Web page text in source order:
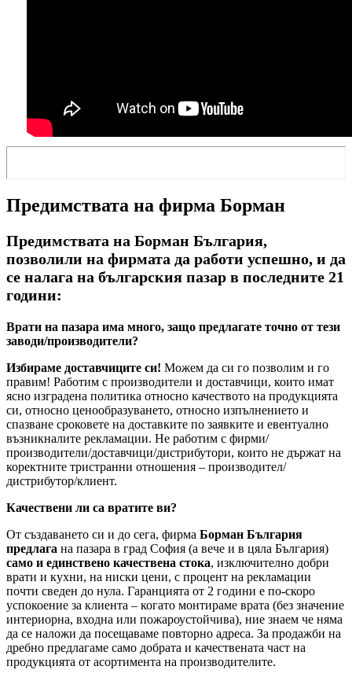
Предимствата на фирма Борман
Предимствата на Борман България,
позволили на фирмата да работи успешно, и да
се налага на българския пазар в последните 21
години:
Врати на пазара има много, защо предлагате точно от тези
заводи/производители?
Избираме доставчиците си! Можем да си го позволим и го
правим! Работим с производители и доставчици, които имат
ясно изградена политика относно качеството на продукцията
си, относно ценообразуването, относно изпълнението и
спазване сроковете на доставките по заявките и евентуално
възникналите рекламации. Не работим с фирми/
производители/доставчици/дистрибутори, които не държат на
коректните тристранни отношения – производител/
дистрибутор/клиент.
Качествени ли са вратите ви?
От създаването си и до сега, фирма Борман България
предлага на пазара в град София (а вече и в цяла България)
само и единствено качествена стока, изключително добри
врати и кухни, на ниски цени, с процент на рекламации
почти сведен до нула. Гаранцията от 2 години е по-скоро
успокоение за клиента – когато монтираме врата (без значение
интериорна, входна или пожароустойчива), ние знаем че няма
да се наложи да посещаваме повторно адреса. За продажби на
дребно предлагаме само добрата и качествената част на
продукцията от асортимента на производителите.